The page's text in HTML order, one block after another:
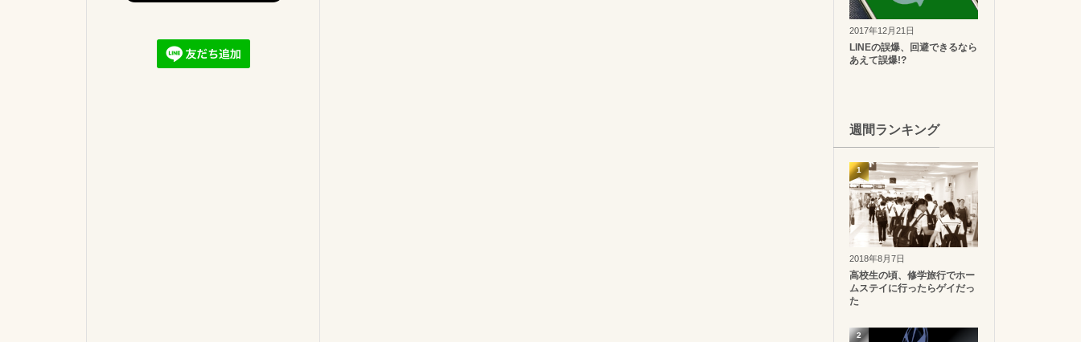
2017年12月21日
LINEの誤爆、回避できるなら
あえて誤爆!?
週間ランキング
2018年8月7日
高校生の頃、修学旅行でホー
ムステイに行ったらゲイだっ
た
1
2